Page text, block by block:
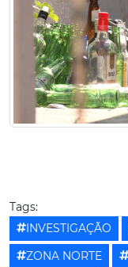
Tags:
INVESTIGAÇÃO
ZONA NORTE